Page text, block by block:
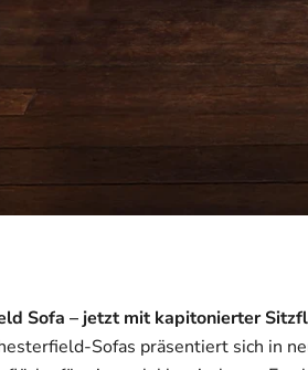
Sofa – jetzt mit kapitonierter
Sofas präsentiert sich in